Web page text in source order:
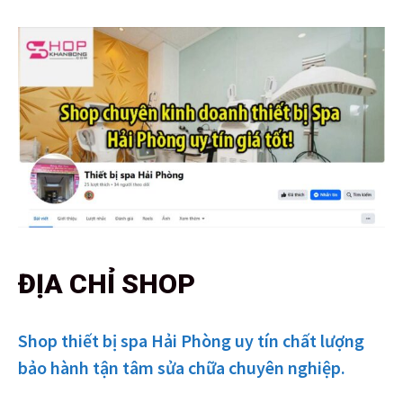
ĐỊA CHỈ SHOP
Shop thiết bị spa Hải Phòng uy tín chất lượng
bảo hành tận tâm sửa chữa chuyên nghiệp.